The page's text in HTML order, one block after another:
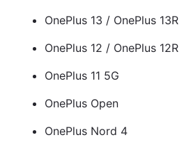
OnePlus 13 / OnePlus 13R
OnePlus 12 / OnePlus 12R
OnePlus 11 5G
OnePlus Open
OnePlus Nord 4